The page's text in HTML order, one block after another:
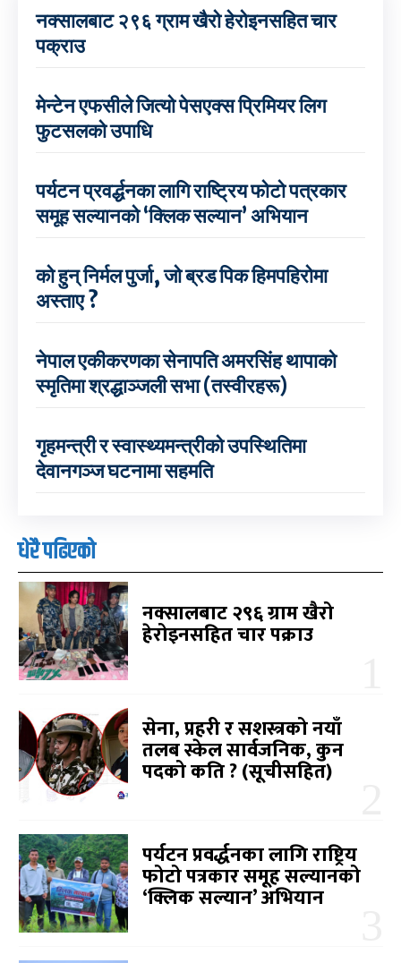
नक्सालबाट २९६ ग्राम खैरो हेरोइनसहित चार
पक्राउ
मेन्टेन एफसीले जित्यो पेसएक्स प्रिमियर लिग
फुटसलको उपाधि
पर्यटन प्रवर्द्धनका लागि राष्ट्रिय फोटो पत्रकार
समूह सल्यानको ‘क्लिक सल्यान’ अभियान
को हुन् निर्मल पुर्जा, जो ब्रड पिक हिमपहिरोमा
अस्ताए ?
नेपाल एकीकरणका सेनापति अमरसिंह थापाको
स्मृतिमा श्रद्धाञ्जली सभा (तस्वीरहरू)
गृहमन्त्री र स्वास्थ्यमन्त्रीको उपस्थितिमा
देवानगञ्ज घटनामा सहमति
धेरै पढिएको
नक्सालबाट २९६ ग्राम खैरो
हेरोइनसहित चार पक्राउ
सेना, प्रहरी र सशस्त्रको नयाँ
तलब स्केल सार्वजनिक, कुन
पदको कति ? (सूचीसहित)
पर्यटन प्रवर्द्धनका लागि राष्ट्रिय
फोटो पत्रकार समूह सल्यानको
‘क्लिक सल्यान’ अभियान